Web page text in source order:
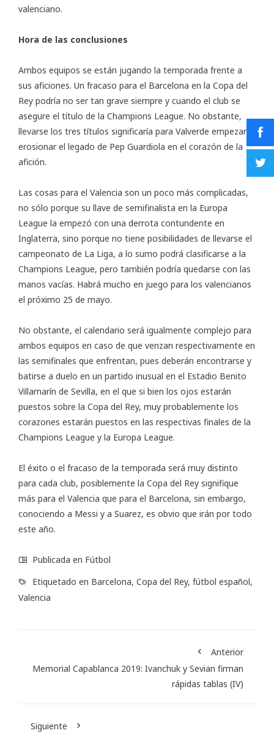
valenciano.
Hora de las conclusiones
Ambos equipos se están jugando la temporada frente a
sus aficiones. Un fracaso para el Barcelona en la Copa del
Rey podría no ser tan grave siempre y cuando el club se
asegure el título de la Champions League. No obstante,
llevarse los tres títulos significaría para Valverde empezar a
erosionar el legado de Pep Guardiola en el corazón de la
afición.
Las cosas para el Valencia son un poco más complicadas,
no sólo porque su llave de semifinalista en la Europa
League la empezó con una derrota contundente en
Inglaterra, sino porque no tiene posibilidades de llevarse el
campeonato de La Liga, a lo sumo podrá clasificarse a la
Champions League, pero también podría quedarse con las
manos vacías. Habrá mucho en juego para los valencianos
el próximo 25 de mayo.
No obstante, el calendario será igualmente complejo para
ambos equipos en caso de que venzan respectivamente en
las semifinales que enfrentan, pues deberán encontrarse y
batirse a duelo en un partido inusual en el Estadio Benito
Villamarín de Sevilla, en el que si bien los ojos estarán
puestos sobre la Copa del Rey, muy probablemente los
corazones estarán puestos en las respectivas finales de la
Champions League y la Europa League.
El éxito o el fracaso de la temporada será muy distinto
para cada club, posiblemente la Copa del Rey signifique
más para el Valencia que para el Barcelona, sin embargo,
conociendo a Messi y a Suarez, es obvio que irán por todo
este año.
Publicada en Fútbol
Etiquetado en Barcelona, Copa del Rey, fútbol español,
Valencia
Anterior
Memorial Capablanca 2019: Ivanchuk y Sevian firman
rápidas tablas (IV)
Siguiente